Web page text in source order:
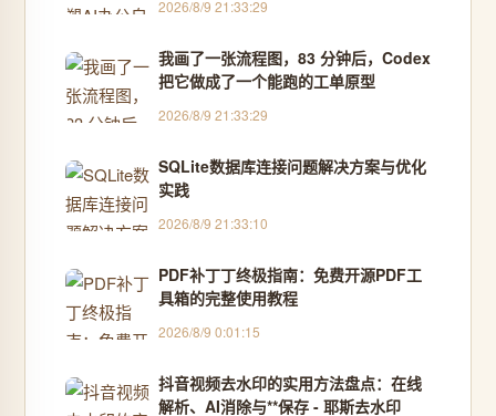
2026/8/9 21:33:29
我画了一张流程图，83 分钟后，Codex
把它做成了一个能跑的工单原型
2026/8/9 21:33:29
SQLite数据库连接问题解决方案与优化
实践
2026/8/9 21:33:10
PDF补丁丁终极指南：免费开源PDF工
具箱的完整使用教程
2026/8/9 0:01:15
抖音视频去水印的实用方法盘点：在线
解析、AI消除与**保存 - 耶斯去水印